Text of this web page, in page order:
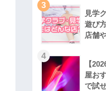
3
見学
遊び
店舗
4
【
屋お
で試